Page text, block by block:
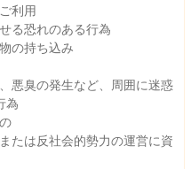
利用
る恐れのある行為
の持ち込み
悪臭の発生など、周囲に迷惑
為
たは反社会的勢力の運営に資